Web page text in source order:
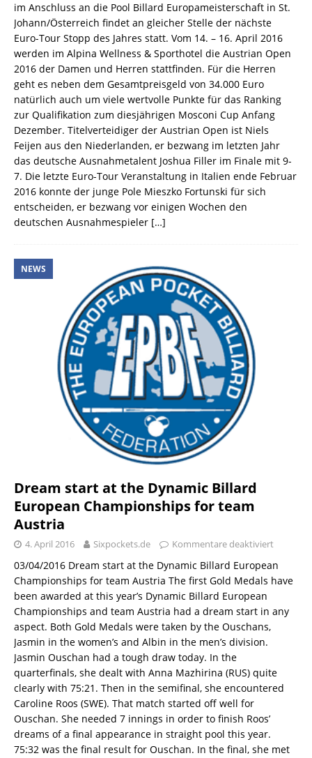
im Anschluss an die Pool Billard Europameisterschaft in St.
Johann/Österreich findet an gleicher Stelle der nächste
Euro-Tour Stopp des Jahres statt. Vom 14. – 16. April 2016
werden im Alpina Wellness & Sporthotel die Austrian Open
2016 der Damen und Herren stattfinden. Für die Herren
geht es neben dem Gesamtpreisgeld von 34.000 Euro
natürlich auch um viele wertvolle Punkte für das Ranking
zur Qualifikation zum diesjährigen Mosconi Cup Anfang
Dezember. Titelverteidiger der Austrian Open ist Niels
Feijen aus den Niederlanden, er bezwang im letzten Jahr
das deutsche Ausnahmetalent Joshua Filler im Finale mit 9-
7. Die letzte Euro-Tour Veranstaltung in Italien ende Februar
2016 konnte der junge Pole Mieszko Fortunski für sich
entscheiden, er bezwang vor einigen Wochen den
deutschen Ausnahmespieler […]
NEWS
Dream start at the Dynamic Billard
European Championships for team
Austria
4. April 2016 Sixpockets.de Kommentare deaktiviert
03/04/2016 Dream start at the Dynamic Billard European
Championships for team Austria The first Gold Medals have
been awarded at this year’s Dynamic Billard European
Championships and team Austria had a dream start in any
aspect. Both Gold Medals were taken by the Ouschans,
Jasmin in the women’s and Albin in the men’s division.
Jasmin Ouschan had a tough draw today. In the
quarterfinals, she dealt with Anna Mazhirina (RUS) quite
clearly with 75:21. Then in the semifinal, she encountered
Caroline Roos (SWE). That match started off well for
Ouschan. She needed 7 innings in order to finish Roos’
dreams of a final appearance in straight pool this year.
75:32 was the final result for Ouschan. In the final, she met